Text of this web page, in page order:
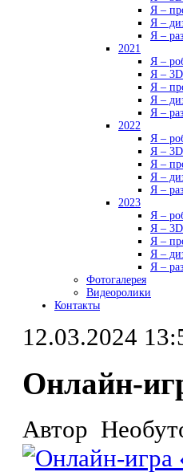
Я –
Я –
Я –
2021
Я –
Я –
Я –
Я –
Я –
2022
Я –
Я –
Я –
Я –
Я –
2023
Я –
Я –
Я –
Я –
Я –
Фотогалерея
Видеоролики
Контакты
12.03.2024
Онлайн-
Автор